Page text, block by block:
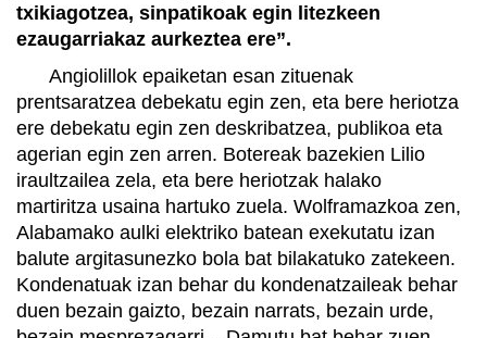
txikiagotzea, sinpatikoak egin litezkeen
ezaugarriakaz aurkeztea ere”.
Angiolillok epaiketan esan zituenak
prentsaratzea debekatu egin zen, eta bere heriotza
ere debekatu egin zen deskribatzea, publikoa eta
agerian egin zen arren. Botereak bazekien Lilio
iraultzailea zela, eta bere heriotzak halako
martiritza usaina hartuko zuela. Wolframazkoa zen,
Alabamako aulki elektriko batean exekutatu izan
balute argitasunezko bola bat bilakatuko zatekeen.
Kondenatuak izan behar du kondenatzaileak behar
duen bezain gaizto, bezain narrats, bezain urde,